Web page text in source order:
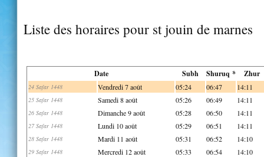
Liste des horaires pour st jouin de marnes
Date Subh Shuruq * Zhur
24 Safar 1448 Vendredi 7 août 05:24 06:47 14:11
25 Safar 1448 Samedi 8 août 05:26 06:49 14:11
26 Safar 1448 Dimanche 9 août 05:28 06:50 14:11
27 Safar 1448 Lundi 10 août 05:29 06:51 14:11
28 Safar 1448 Mardi 11 août 05:31 06:52 14:10
29 Safar 1448 Mercredi 12 août 05:33 06:54 14:10